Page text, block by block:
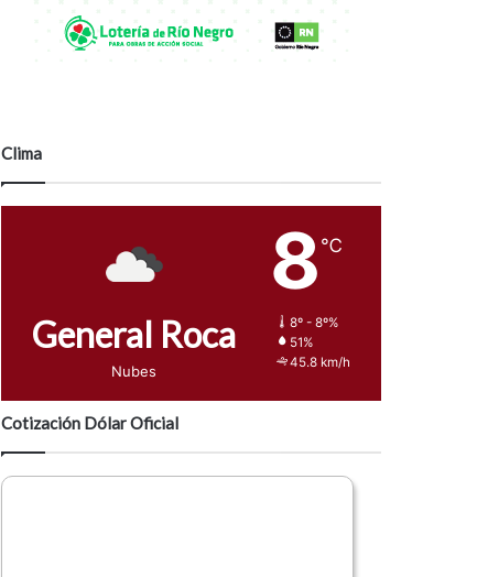
Clima
General Roca
Nubes
8 ℃
8º - 8º%
51%
45.8 km/h
Cotización Dólar Oficial